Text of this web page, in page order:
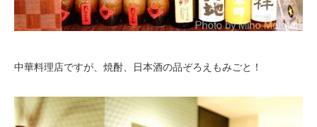
中華料理店ですが、焼酎、日本酒の品ぞろえもみごと！